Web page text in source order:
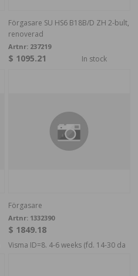
Förgasare SU HS6 B18B/D ZH 2-bult,
renoverad
Artnr: 237219
$ 1095.21 In stock
Förgasare
Artnr: 1332390
$ 1849.18
Visma ID=8. 4-6 weeks (fd. 14-30 da